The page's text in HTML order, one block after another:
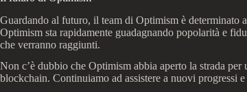
Guardando al futuro, il team di Optimism è determinato
Optimism sta rapidamente guadagnando popolarità e
che verranno raggiunti.
Non c’è dubbio che Optimism abbia aperto la strada
blockchain. Continuiamo ad assistere a nuovi progressi